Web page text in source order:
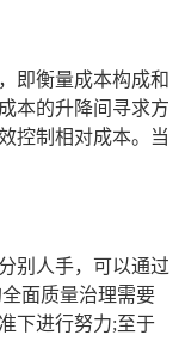
即衡量成本构成和
本的升降间寻求方
控制相对成本。当
别人手，可以通过
面质量治理需要
下进行努力;至于